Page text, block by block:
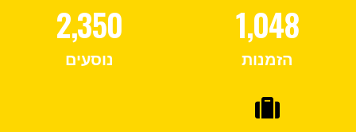
1,048
הזמנות
2,350
נוסעים